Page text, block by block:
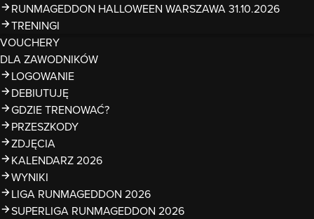
RUNMAGEDDON HALLOWEEN WARSZAWA 31.10.2026
TRENINGI
VOUCHERY
DLA ZAWODNIKÓW
LOGOWANIE
DEBIUTUJĘ
GDZIE TRENOWAĆ?
PRZESZKODY
ZDJĘCIA
KALENDARZ 2026
WYNIKI
LIGA RUNMAGEDDON 2026
SUPERLIGA RUNMAGEDDON 2026